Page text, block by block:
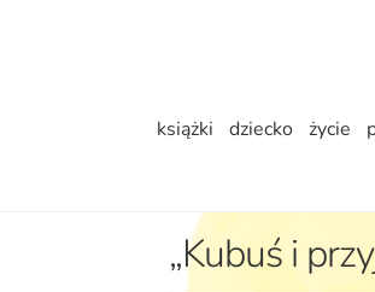
nawigacji
treści
książki dziecko życie
„Kubuś i